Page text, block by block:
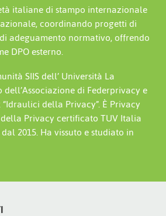
italiane di stampo internazionale
coordinando progetti di
adeguamento normativo, offrendo
DPO esterno.
SIIS dell’ Università La
di Federprivacy e
della Privacy”. È Privacy
Privacy certificato TUV Italia
2015. Ha vissuto e studiato in